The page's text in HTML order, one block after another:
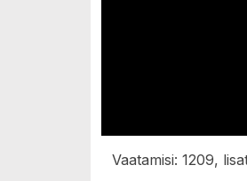
Vaatamisi: 1209,